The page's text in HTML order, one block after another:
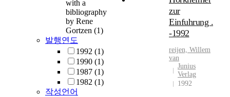
with a
bibliography
by Rene
Gortzen (1)
발행연도
1992 (1)
1990 (1)
1987 (1)
1982 (1)
작성언어
zur
Einfuhrung .
-1992
reijen, Willem
van
Junius
Verlag
1992